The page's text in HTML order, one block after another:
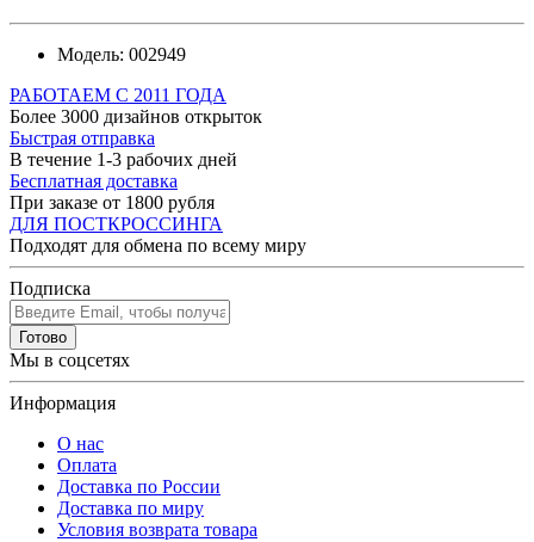
Модель: 002949
РАБОТАЕМ С 2011 ГОДА
Более 3000 дизайнов открыток
Быстрая отправка
В течение 1-3 рабочих дней
Бесплатная доставка
При заказе от 1800 рубля
ДЛЯ ПОСТКРОССИНГА
Подходят для обмена по всему миру
Подписка
Готово
Мы в соцсетях
Информация
О нас
Оплата
Доставка по России
Доставка по миру
Условия возврата товара